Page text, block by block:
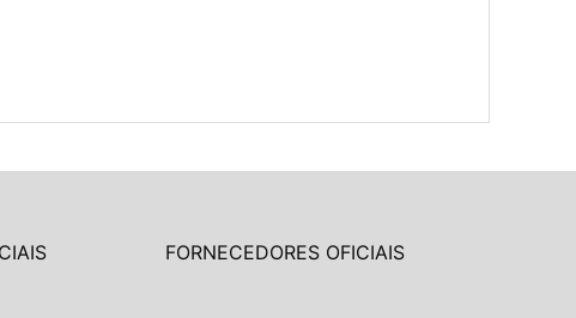
FORNECEDORES OFICIAIS